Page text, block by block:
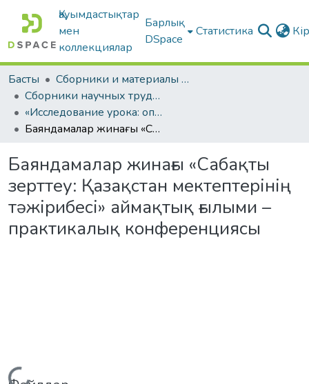
Қауымдастықтар
мен
коллекциялар
Барлық
DSpace
Статистика
Басты
Сборники и материалы конференций
Сборники научных трудов
«Исследование урока: опыт школ Казахстан» региональная научно – практическая конференция
Баяндамалар жинағы «Сабақты зерттеу: Қазақстан мектептерінің тәжірибесі» аймақтық ғылыми – практикалық конференциясы
Баяндамалар жинағы «Сабақты
зерттеу: Қазақстан мектептерінің
тәжірибесі» аймақтық ғылыми –
практикалық конференциясы